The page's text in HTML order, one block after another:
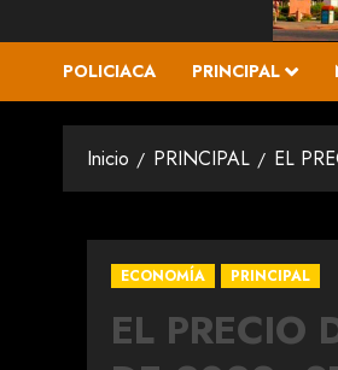
POLICIACA PRINCIPAL
Inicio PRINCIPAL EL
ECONOMÍA PRINCIPAL
EL PRECIO